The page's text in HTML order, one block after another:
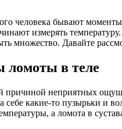
человека бывают
измерять
множество. Давайте
в теле
причиной неприятных
себе какие-то пузырьки и
а ломота в